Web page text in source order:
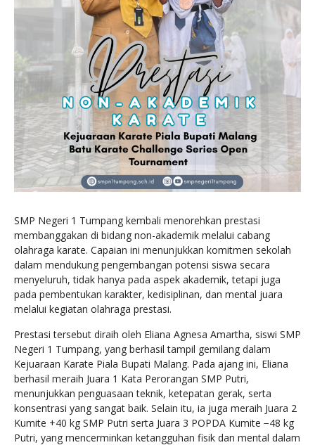
SMP Negeri 1 Tumpang kembali menorehkan prestasi
membanggakan di bidang non-akademik melalui cabang
olahraga karate. Capaian ini menunjukkan komitmen sekolah
dalam mendukung pengembangan potensi siswa secara
menyeluruh, tidak hanya pada aspek akademik, tetapi juga
pada pembentukan karakter, kedisiplinan, dan mental juara
melalui kegiatan olahraga prestasi.
Prestasi tersebut diraih oleh Eliana Agnesa Amartha, siswi SMP
Negeri 1 Tumpang, yang berhasil tampil gemilang dalam
Kejuaraan Karate Piala Bupati Malang. Pada ajang ini, Eliana
berhasil meraih Juara 1 Kata Perorangan SMP Putri,
menunjukkan penguasaan teknik, ketepatan gerak, serta
konsentrasi yang sangat baik. Selain itu, ia juga meraih Juara 2
Kumite +40 kg SMP Putri serta Juara 3 POPDA Kumite −48 kg
Putri, yang mencerminkan ketangguhan fisik dan mental dalam